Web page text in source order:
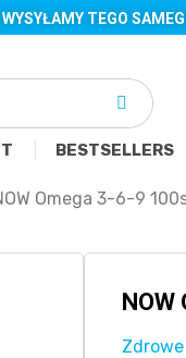
TEGO
BESTSELLERS
Omega 3-6-9